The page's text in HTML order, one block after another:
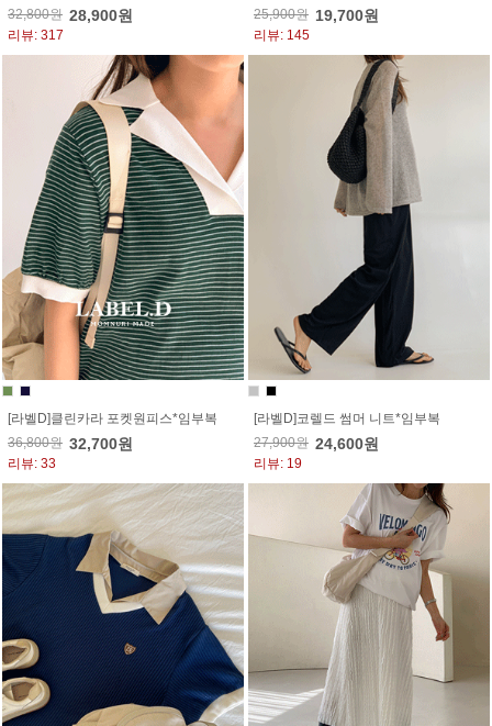
32,800원 28,900원
리뷰: 317
25,900원 19,700원
리뷰: 145
[라벨D]클린카라 포켓원피스*임부복
36,800원 32,700원
리뷰: 33
[라벨D]코렐드 썸머 니트*임부복
27,900원 24,600원
리뷰: 19